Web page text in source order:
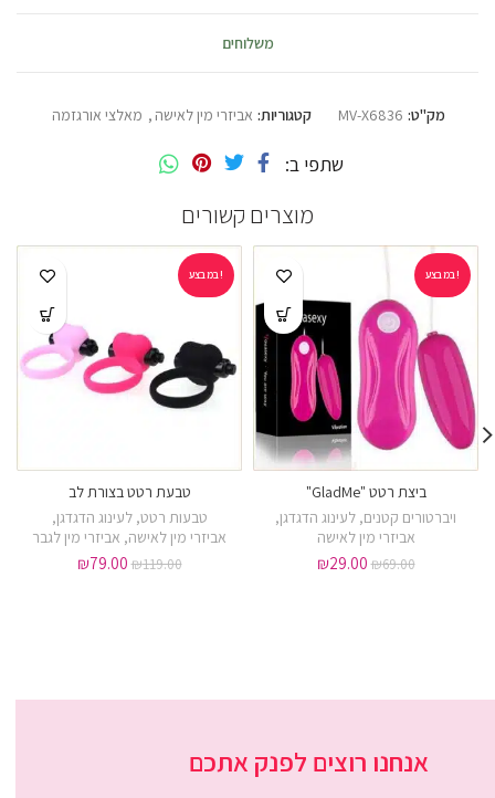
משלוחים
מק"ט: MV-X6836 קטגוריות: אביזרי מין לאישה , מאלצי אורגזמה
שתפי ב
מוצרים קשורים
במבצע!
ביצת רטט "GladMe"
ויברטורים קטנים, לעינוג הדגדגן,
אביזרי מין לאישה
₪69.00
₪29.00
במבצע!
טבעת רטט בצורת לב
טבעות רטט,לעינוג הדגדגן,
אביזרי מין לאישה, אביזרי מין לגבר
₪119.00
₪79.00
אנחנו רוצים לפנק אתכם